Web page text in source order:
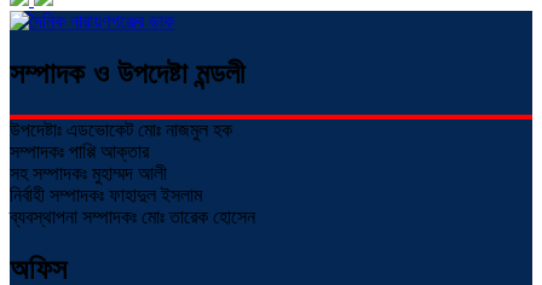
সম্পাদক ও উপদেষ্টা মন্ডলী
উপদেষ্টাঃ এডভোকেট মোঃ নাজমুল হক
সম্পাদকঃ পাপ্পি আক্তার
সহ সম্পাদকঃ মুহাম্মদ আলী
নির্বাহী সম্পাদকঃ ফাহাদুল ইসলাম
ব্যবস্থাপনা সম্পাদকঃ মোঃ তারেক হোসেন
অফিস